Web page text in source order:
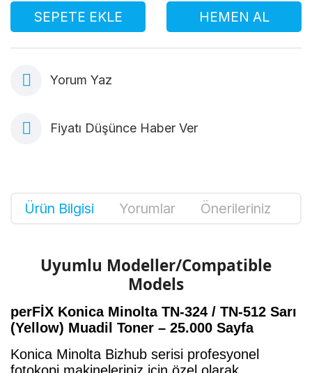
SEPETE EKLE HEMEN AL
Yorum Yaz
Fiyatı Düşünce Haber Ver
Ürün Bilgisi Yorumlar Önerileriniz
Uyumlu Modeller/Compatible
Models
perFİX Konica Minolta TN-324 / TN-512 Sarı
(Yellow) Muadil Toner – 25.000 Sayfa
Konica Minolta Bizhub serisi profesyonel
fotokopi makineleriniz için özel olarak